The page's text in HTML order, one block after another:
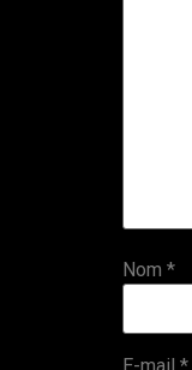
Nom *